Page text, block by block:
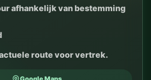
afhankelijk van bestemming
route voor vertrek.